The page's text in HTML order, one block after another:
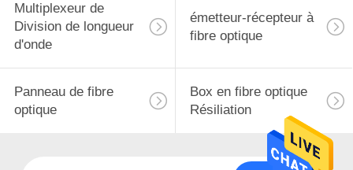
Multiplexeur de
Division de longueur
d'onde
émetteur-récepteur à
fibre optique
Panneau de fibre
optique
Box en fibre optique
Résiliation